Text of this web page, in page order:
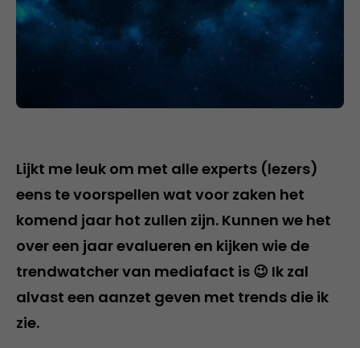
Lijkt me leuk om met alle experts (lezers)
eens te voorspellen wat voor zaken het
komend jaar hot zullen zijn. Kunnen we het
over een jaar evalueren en kijken wie de
trendwatcher van mediafact is 😉 Ik zal
alvast een aanzet geven met trends die ik
zie.